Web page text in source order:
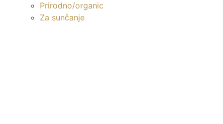
Prirodno/organic
Za sunčanje